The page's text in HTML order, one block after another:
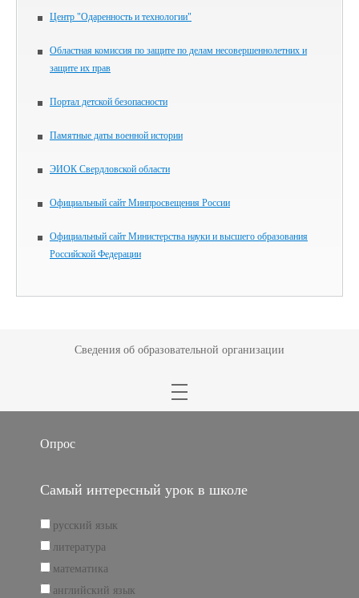
Центр "Одаренность и технологии"
Областная комиссия по защите по делам несовершеннолетних и
защите их прав
Портал детской безопасности
Памятные даты военной истории
ЭИОК Свердловской области
Официальный сайт Минпросвещения России
Официальный сайт Министерства науки и высшего образования
Российской Федерации
Сведения об образовательной организации
Опрос
Самый интересный урок в школе
русский язык
литература
математика
английский язык